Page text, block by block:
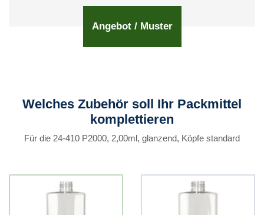
Angebot / Muster
Welches Zubehör soll Ihr Packmittel
komplettieren
Für die 24-410 P2000, 2,00ml, glanzend, Köpfe standard